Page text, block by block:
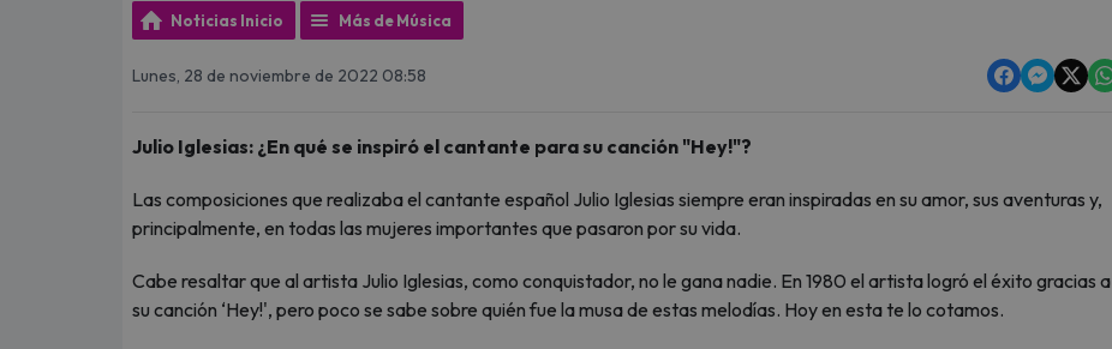
Noticias Inicio Más de Música
Lunes, 28 de noviembre de 2022 08:58
Julio Iglesias: ¿En qué se inspiró el cantante para su canción "Hey!"?
Las composiciones que realizaba el cantante español Julio Iglesias siempre eran inspiradas en su amor, sus aventuras y,
principalmente, en todas las mujeres importantes que pasaron por su vida.
Cabe resaltar que al artista Julio Iglesias, como conquistador, no le gana nadie. En 1980 el artista logró el éxito gracias a
su canción ‘Hey!', pero poco se sabe sobre quién fue la musa de estas melodías. Hoy en esta te lo cotamos.